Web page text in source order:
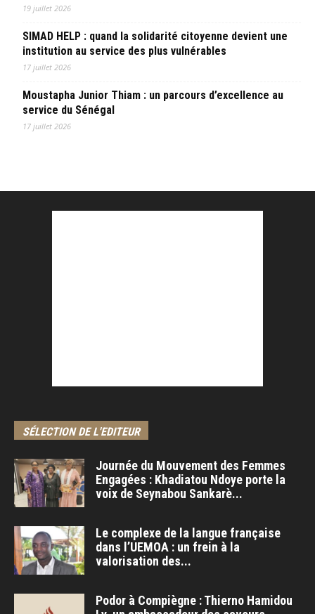
19 juillet 2026
SIMAD HELP : quand la solidarité citoyenne devient une
institution au service des plus vulnérables
17 juillet 2026
Moustapha Junior Thiam : un parcours d’excellence au
service du Sénégal
17 juillet 2026
SÉLECTION DE L'EDITEUR
Journée du Mouvement des Femmes
Engagées : Khadiatou Ndoye porte la
voix de Seynabou Sankarè...
Le complexe de la langue française
dans l’UEMOA : un frein à la
valorisation des...
Podor à Compiègne : Thierno Hamidou